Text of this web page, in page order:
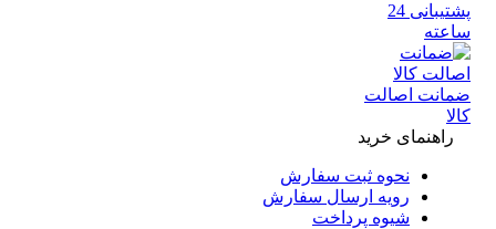
پشتیبانی 24
اصالت
راهنمای خرید
نحوه ثبت سفارش
رویه ارسال سفارش
شیوه پرداخت